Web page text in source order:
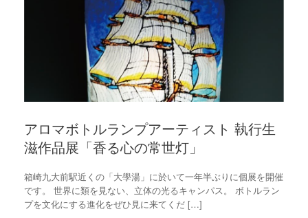
アロマボトルランプアーティスト 執行生
滋作品展「香る心の常世灯」
箱崎九大前駅近くの「大學湯」に於いて一年半ぶりに個展を開催
です。 世界に類を見ない、立体の光るキャンパス。 ボトルラン
プを文化にする進化をぜひ見に来てくだ […]